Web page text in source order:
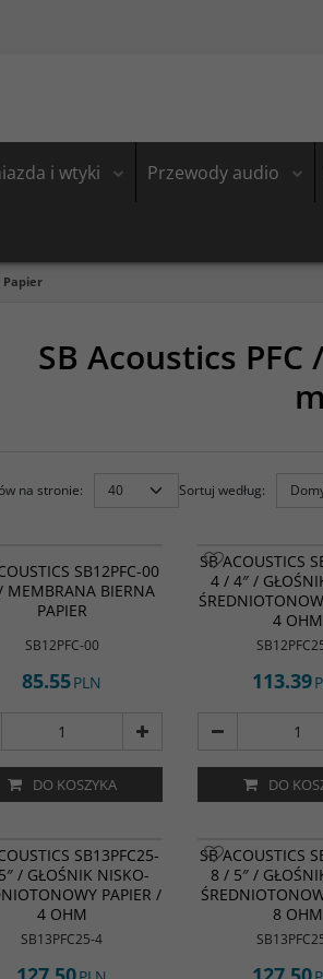
i wtyki Przewody audio
Papier
SB Acoustics
na stronie: Sortuj według:
SB12PFC-00
MEMBRANA BIERNA
PAPIER
SB12PFC-00
85.55PLN
DO KOSZYKA
SB ACOUSTICS
4 / 4″ /
4 OHM
113.39
DO
SB13PFC25-
/ GŁOŚNIK NISKO-
PAPIER /
4 OHM
SB13PFC25-4
SB Acoustics
się z
wzmocnionego kosza
tworzywa
zastrzeżonego
włóknami. Miękkie
zawieszenie o niskim
SB ACOUSTICS
8 / 5″ /
8 OHM